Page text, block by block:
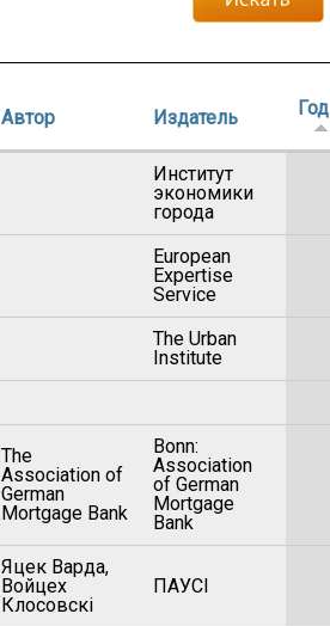
Автор Издатель Год
Институт
экономики
города
European
Expertise
Service
The Urban
Institute
The
Association of
German
Mortgage Bank
Bonn:
Association
of German
Mortgage
Bank
Яцек Варда,
Войцeх
Клосовскi
ПАУСI